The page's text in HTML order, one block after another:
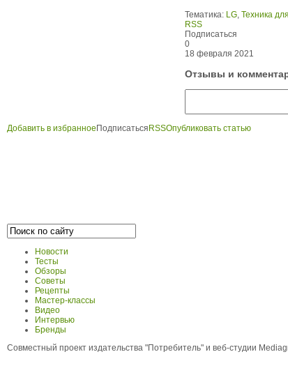
Тематика: LG, Техника
RSS
Подписаться
0
18 февраля 2021
Отзывы и
Добавить в избранное Подписаться RSSОпубликовать статью
Новости
Тесты
Обзоры
Советы
Рецепты
Мастер-классы
Видео
Интервью
Бренды
Совместный проект издательства "Потребитель" и веб-студии